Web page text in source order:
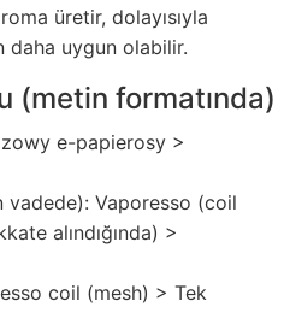
üretir, dolayısıyla
daha uygun olabilir.
(metin formatında)
e-papierosy >
Vaporesso (coil
alındığında) >
coil (mesh) > Tek